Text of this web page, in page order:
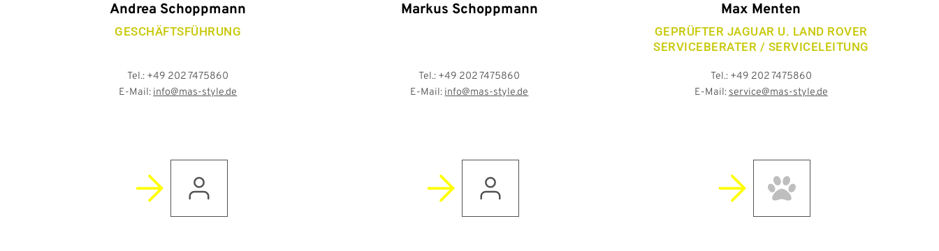
Andrea Schoppmann
GESCHÄFTSFÜHRUNG
Tel.: +49 202 7475860
E-Mail:info@mas-style.de
Markus Schoppmann
Tel.: +49 202 7475860
E-Mail:info@mas-style.de
Max Menten
GEPRÜFTER JAGUAR U. LAND ROVER
SERVICEBERATER / SERVICELEITUNG
Tel.: +49 202 7475860
E-Mail:service@mas-style.de